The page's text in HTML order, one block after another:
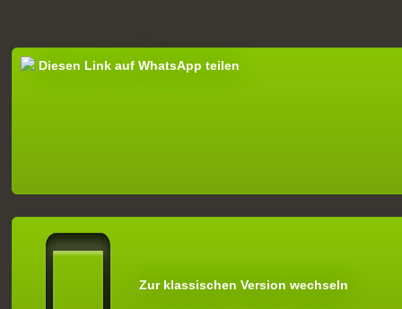
Diesen Link auf WhatsApp teilen
Zur klassischen Version wechseln